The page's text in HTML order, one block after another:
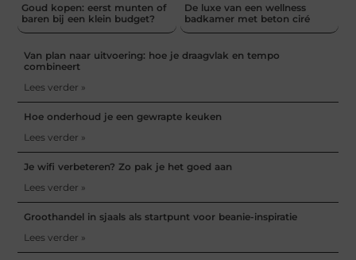
Goud kopen: eerst munten of
baren bij een klein budget?
De luxe van een wellness
badkamer met beton ciré
Van plan naar uitvoering: hoe je draagvlak en tempo
combineert
Lees verder »
Hoe onderhoud je een gewrapte keuken
Lees verder »
Je wifi verbeteren? Zo pak je het goed aan
Lees verder »
Groothandel in sjaals als startpunt voor beanie-inspiratie
Lees verder »